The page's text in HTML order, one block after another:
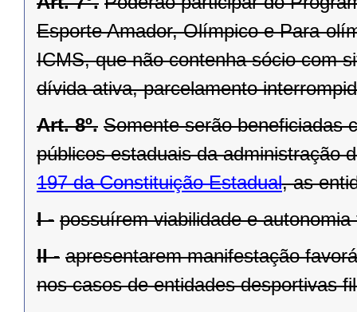
Esporte Amador, Olímpico e Para-
ICMS, que não contenha sócio com
dívida ativa, parcelamento
Art. 8º. Somente serão beneficiadas
públicos estaduais da administração
197 da Constituição Estadual, as
I - possuírem viabilidade e autonomia
II - apresentarem manifestação
nos casos de entidades desportivas